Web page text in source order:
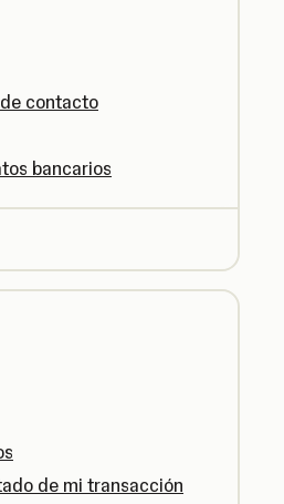
contacto
bancarios
de mi transacción